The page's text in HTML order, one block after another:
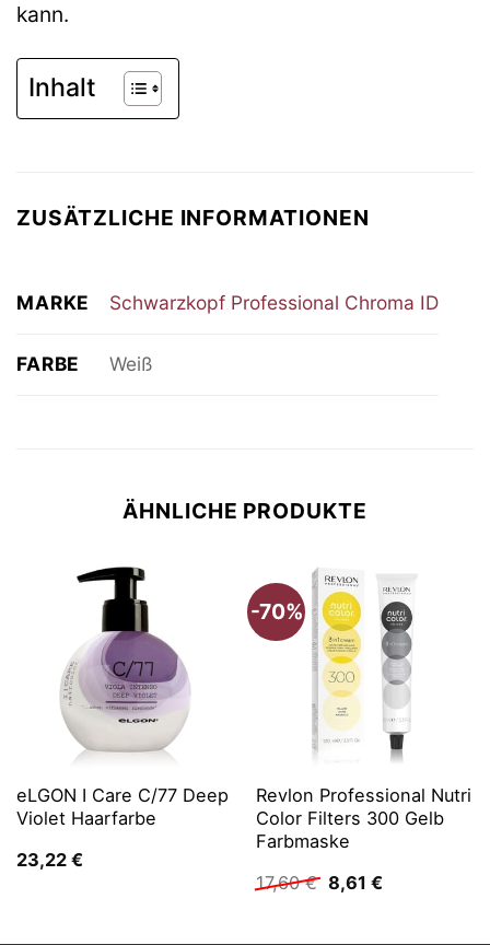
kann.
Inhalt
ZUSÄTZLICHE INFORMATIONEN
MARKE Schwarzkopf Professional Chroma ID
FARBE Weiß
ÄHNLICHE PRODUKTE
eLGON I Care C/77 Deep
Violet Haarfarbe
23,22 €
-70%
Revlon Professional Nutri
Color Filters 300 Gelb
Farbmaske
17,60€ Ursprünglicher
Preis
8,61 €Aktueller